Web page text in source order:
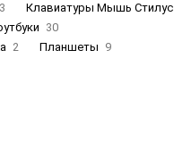
3 Клавиатуры Мышь Стилус
30
2 Планшеты 9